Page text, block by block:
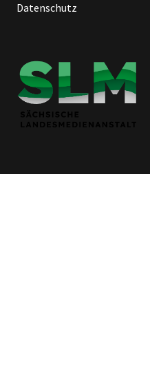
Datenschutz